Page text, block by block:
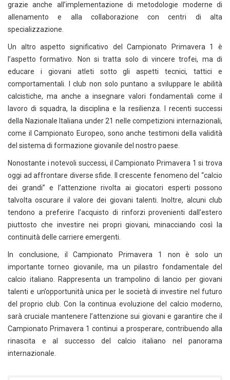
grazie anche all’implementazione di metodologie moderne di
allenamento e alla collaborazione con centri di alta
specializzazione.
Un altro aspetto significativo del Campionato Primavera 1 è
l’aspetto formativo. Non si tratta solo di vincere trofei, ma di
educare i giovani atleti sotto gli aspetti tecnici, tattici e
comportamentali. I club non solo puntano a sviluppare le abilità
calcistiche, ma anche a insegnare valori fondamentali come il
lavoro di squadra, la disciplina e la resilienza. I recenti successi
della Nazionale Italiana under 21 nelle competizioni internazionali,
come il Campionato Europeo, sono anche testimoni della validità
del sistema di formazione giovanile del nostro paese.
Nonostante i notevoli successi, il Campionato Primavera 1 si trova
oggi ad affrontare diverse sfide. Il crescente fenomeno del “calcio
dei grandi” e l’attenzione rivolta ai giocatori esperti possono
talvolta oscurare il valore dei giovani talenti. Inoltre, alcuni club
tendono a preferire l’acquisto di rinforzi provenienti dall’estero
piuttosto che investire nei propri giovani, minacciando così la
continuità delle carriere emergenti.
In conclusione, il Campionato Primavera 1 non è solo un
importante torneo giovanile, ma un pilastro fondamentale del
calcio italiano. Rappresenta un trampolino di lancio per giovani
talenti e un’opportunità unica per le società di investire nel futuro
del proprio club. Con la continua evoluzione del calcio moderno,
sarà cruciale mantenere l’attenzione sui giovani e garantire che il
Campionato Primavera 1 continui a prosperare, contribuendo alla
rinascita e al successo del calcio italiano nel panorama
internazionale.